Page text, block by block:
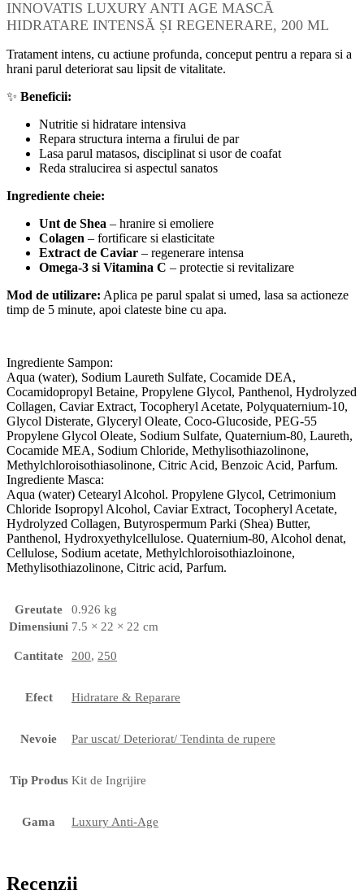
INNOVATIS LUXURY ANTI AGE MASCĂ
HIDRATARE INTENSĂ ȘI REGENERARE, 200 ML
Tratament intens, cu actiune profunda, conceput pentru a repara si a
hrani parul deteriorat sau lipsit de vitalitate.
✨ Beneficii:
Nutritie si hidratare intensiva
Repara structura interna a firului de par
Lasa parul matasos, disciplinat si usor de coafat
Reda stralucirea si aspectul sanatos
Ingrediente cheie:
Unt de Shea – hranire si emoliere
Colagen – fortificare si elasticitate
Extract de Caviar – regenerare intensa
Omega-3 si Vitamina C – protectie si revitalizare
Mod de utilizare: Aplica pe parul spalat si umed, lasa sa actioneze
timp de 5 minute, apoi clateste bine cu apa.
Ingrediente Sampon:
Aqua (water), Sodium Laureth Sulfate, Cocamide DEA,
Cocamidopropyl Betaine, Propylene Glycol, Panthenol, Hydrolyzed
Collagen, Caviar Extract, Tocopheryl Acetate, Polyquaternium-10,
Glycol Disterate, Glyceryl Oleate, Coco-Glucoside, PEG-55
Propylene Glycol Oleate, Sodium Sulfate, Quaternium-80, Laureth,
Cocamide MEA, Sodium Chloride, Methylisothiazolinone,
Methylchloroisothiasolinone, Citric Acid, Benzoic Acid, Parfum.
Ingrediente Masca:
Aqua (water) Cetearyl Alcohol. Propylene Glycol, Cetrimonium
Chloride Isopropyl Alcohol, Caviar Extract, Tocopheryl Acetate,
Hydrolyzed Collagen, Butyrospermum Parki (Shea) Butter,
Panthenol, Hydroxyethylcellulose. Quaternium-80, Alcohol denat,
Cellulose, Sodium acetate, Methylchloroisothiazloinone,
Methylisothiazolinone, Citric acid, Parfum.
Greutate
0.926 kg
Dimensiuni 7.5 × 22 × 22 cm
Cantitate 200, 250
Efect Hidratare & Reparare
Nevoie Par uscat/ Deteriorat/ Tendinta de rupere
Tip Produs Kit de Ingrijire
Gama Luxury Anti-Age
Recenzii